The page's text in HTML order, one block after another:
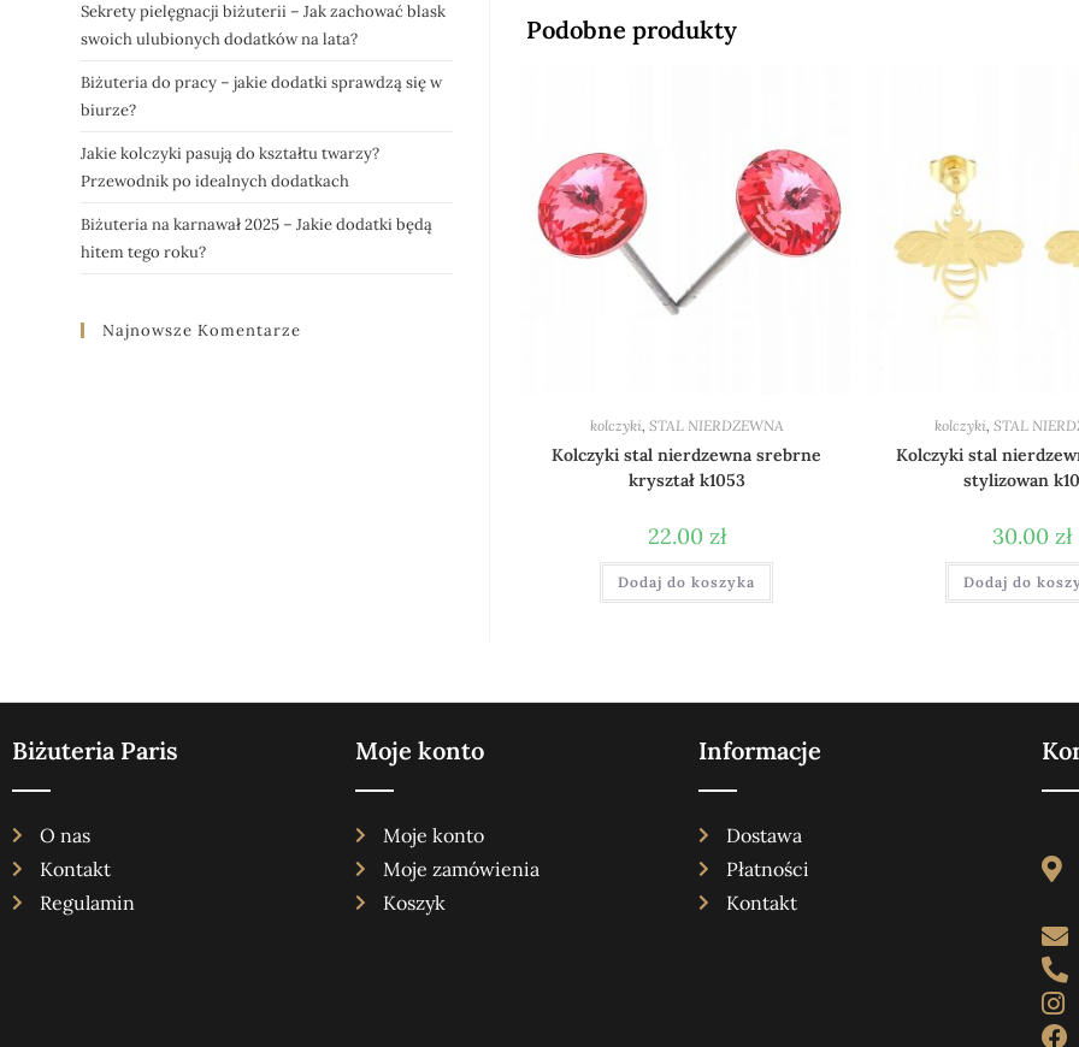
Podobne produkty
kolczyki STAL NIERDZEWNA
Kolczyki stal nierdzewna srebrne
kryształ k1053
22.00 zł
Dodaj do koszyka
kolczyki ,STAL
Kolczyki stal
stylizowan
30.00 zł
Dodaj do
Sekrety pielęgnacji biżuterii – Jak zachować blask
swoich ulubionych dodatków na lata?
Biżuteria do pracy – jakie dodatki sprawdzą się w
biurze?
Jakie kolczyki pasują do kształtu twarzy?
Przewodnik po idealnych dodatkach
Biżuteria na karnawał 2025 – Jakie dodatki będą
hitem tego roku?
Najnowsze Komentarze
Biżuteria Paris
O nas
Kontakt
Regulamin
Moje konto
Moje konto
Moje zamówienia
Koszyk
Informacje
Dostawa
Płatności
Kontakt